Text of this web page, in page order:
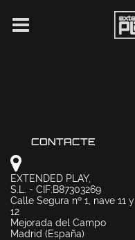
CONTACTE
EXTENDED PLAY,
S.L. - CIF:B87303269
Calle Segura nº 1, nave 11 y
12
Mejorada del Campo
Madrid (España)